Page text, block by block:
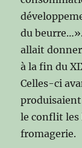
du
allait
à la fin du
Celles-ci
le conflit les
fromagerie.